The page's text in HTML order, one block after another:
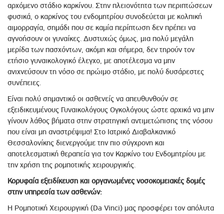
αρχόμενο στάδιο καρκίνου. Στην πλειονότητα των περιπτώσεων
φυσικά, ο καρκίνος του ενδομητρίου συνοδεύεται με κολπική
αιμορραγία, σημάδι που σε καμία περίπτωση δεν πρέπει να
αγνοήσουν οι γυναίκες. Δυστυχώς όμως, μια πολύ μεγάλη
μερίδα των πασχόντων, ακόμη και σήμερα, δεν τηρούν τον
ετήσιο γυναικολογικό έλεγχο, με αποτέλεσμα να μην
ανιχνεύσουν τη νόσο σε πρώιμο στάδιο, με πολύ δυσάρεστες
συνέπειες.
Είναι πολύ σημαντικό οι ασθενείς να απευθυνθούν σε
εξειδικευμένους Γυναικολόγους Ογκολόγους ώστε αρχικά να μην
γίνουν λάθος βήματα στην στρατηγική αντιμετώπισης της νόσου
που είναι μη αναστρέψιμα! Στο Ιατρικό Διαβαλκανικό
Θεσσαλονίκης διενεργούμε την πιο σύγχρονη και
αποτελεσματική θεραπεία για τον Καρκίνο του Ενδομητρίου με
την χρήση της ρομποτικής χειρουργικής.
Κορυφαία εξειδίκευση και οργανωμένες νοσοκομειακές δομές
στην υπηρεσία των ασθενών:
Η Ρομποτική Χειρουργική (Da Vinci) μας προσφέρει τον απόλυτα